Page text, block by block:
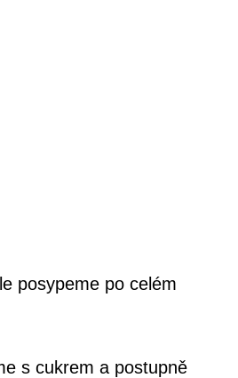
posypeme po celém
s cukrem a postupně